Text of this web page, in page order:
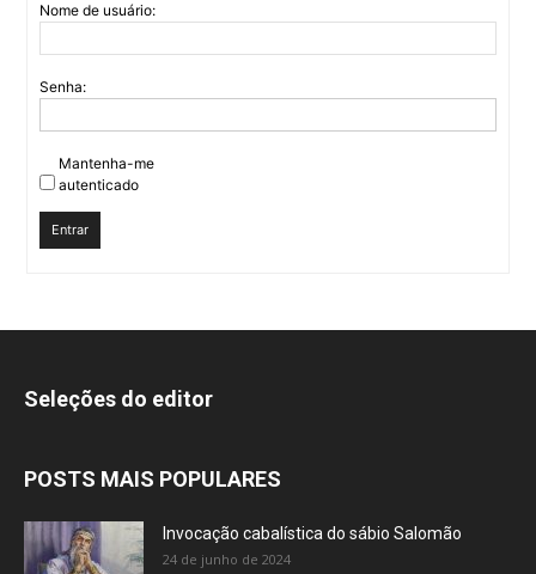
Nome de usuário:
Senha:
Mantenha-me
autenticado
Entrar
Seleções do editor
POSTS MAIS POPULARES
Invocação cabalística do sábio Salomão
24 de junho de 2024